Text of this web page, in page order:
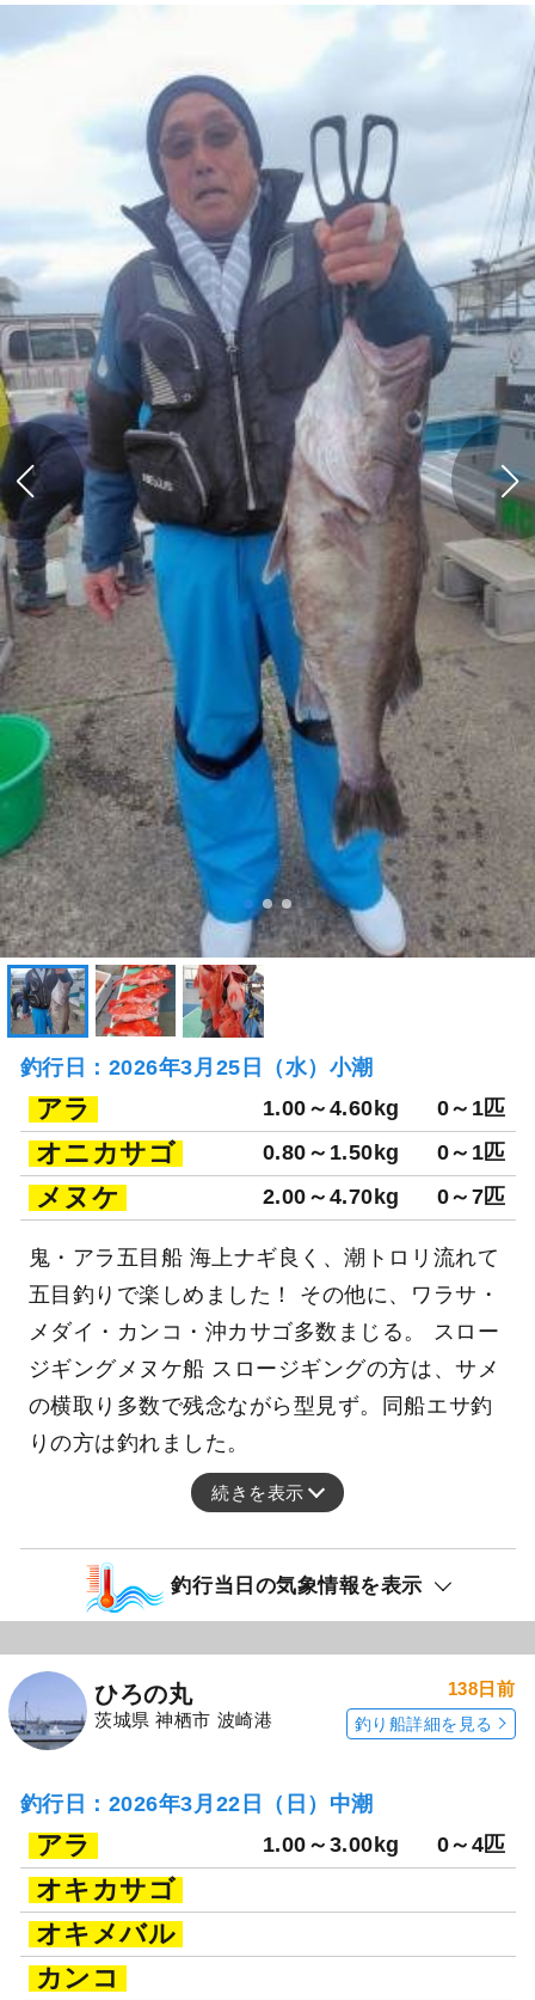
釣行日：2026年3月25日（水）小潮
アラ 1.00～4.60kg 0～1匹
オニカサゴ 0.80～1.50kg 0～1匹
メヌケ 2.00～4.70kg 0～7匹
鬼・アラ五目船 海上ナギ良く、潮トロリ流れて
五目釣りで楽しめました！ その他に、ワラサ・
メダイ・カンコ・沖カサゴ多数まじる。 スロー
ジギングメヌケ船 スロージギングの方は、サメ
の横取り多数で残念ながら型見ず。同船エサ釣
りの方は釣れました。
続きを表示
釣行当日の気象情報を表示
ひろの丸
茨城県 神栖市 波崎港
138日前
釣り船詳細を見る
釣行日：2026年3月22日（日）中潮
アラ 1.00～3.00kg 0～4匹
オキカサゴ
オキメバル
カンコ